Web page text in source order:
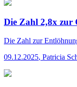
Die Zahl 2,8x zur
Die Zahl zur
09.12.2025, Patricia